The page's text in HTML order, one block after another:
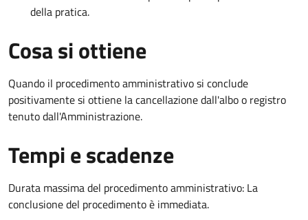
della pratica.
Cosa si ottiene
Quando il procedimento amministrativo si conclude
positivamente si ottiene la cancellazione dall'albo o registro
tenuto dall'Amministrazione.
Tempi e scadenze
Durata massima del procedimento amministrativo: La
conclusione del procedimento è immediata.